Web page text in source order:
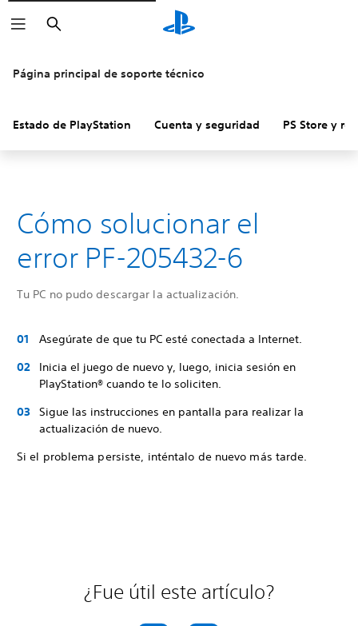
Buscar
Página principal de soporte técnico
Estado de PlayStation Cuenta y seguridad PS Store y
Cómo solucionar el
error PF-205432-6
Tu PC no pudo descargar la actualización.
Asegúrate de que tu PC esté conectada a Internet.
Inicia el juego de nuevo y, luego, inicia sesión en
PlayStation® cuando te lo soliciten.
Sigue las instrucciones en pantalla para realizar la
actualización de nuevo.
Si el problema persiste, inténtalo de nuevo más tarde.
¿Fue útil este artículo?